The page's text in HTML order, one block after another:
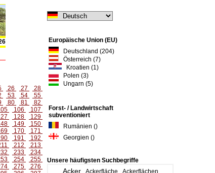
Europäische Union (EU)
Deutschland (204)
Österreich (7)
Kroatien (1)
Polen (3)
Ungarn (5)
Forst- / Landwirtschaft
subventioniert
Rumänien ()
Georgien ()
Unsere häufigsten Suchbegriffe
Acker Ackerfläche Ackerflächen
26 27
28
53 54
55
80 81
82
106
107
128
129
149
150
170
171
191
192
212
213
233
234
254
255
275
276